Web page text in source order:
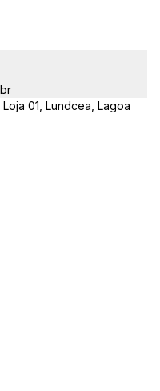
01, Lundcea, Lagoa